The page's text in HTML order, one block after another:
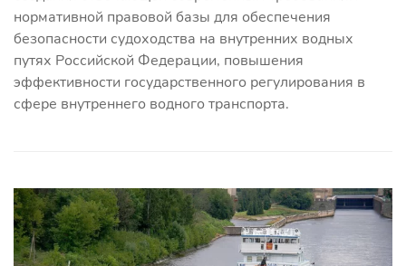
нормативной правовой базы для обеспечения
безопасности судоходства на внутренних водных
путях Российской Федерации, повышения
эффективности государственного регулирования в
сфере внутреннего водного транспорта.